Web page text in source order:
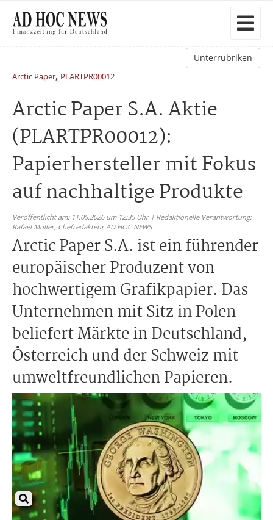
Unterrubriken
Arctic Paper, PLARTPR00012
Arctic Paper S.A. Aktie
(PLARTPR00012):
Papierhersteller mit Fokus
auf nachhaltige Produkte
Veröffentlicht am: 11.05.2026 um 12:35 Uhr | Redaktionelle Verantwortung:
Rafael Müller, Chefredakteur AD HOC NEWS
Arctic Paper S.A. ist ein führender
europäischer Produzent von
hochwertigem Grafikpapier. Das
Unternehmen mit Sitz in Polen
beliefert Märkte in Deutschland,
Österreich und der Schweiz mit
umweltfreundlichen Papieren.